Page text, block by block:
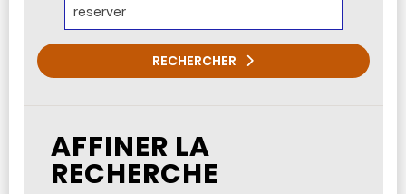
RECHERCHER
AFFINER LA
RECHERCHE